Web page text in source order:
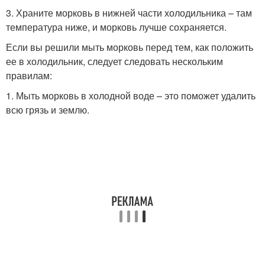
3. Храните морковь в нижней части холодильника – там
температура ниже, и морковь лучше сохраняется.
Если вы решили мыть морковь перед тем, как положить
ее в холодильник, следует следовать нескольким
правилам:
1. Мыть морковь в холодной воде – это поможет удалить
всю грязь и землю.